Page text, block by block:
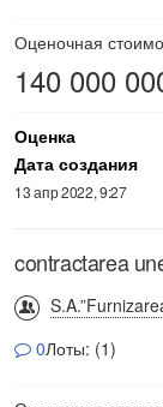
Оценочная
140 000
Оценка
Дата создания
13 апр 2022, 9:27
contractarea
0Лоты: (1)